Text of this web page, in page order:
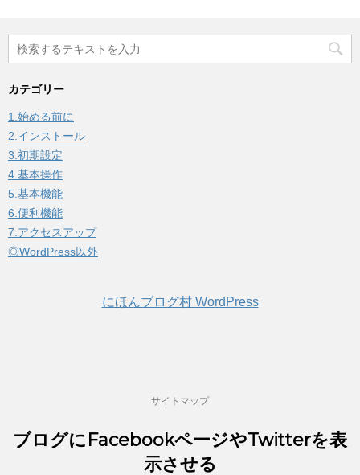
カテゴリー
1.始める前に
2.インストール
3.初期設定
4.基本操作
5.基本機能
6.便利機能
7.アクセスアップ
◎WordPress以外
にほんブログ村 WordPress
サイトマップ
ブログにFacebookページやTwitterを表
示させる